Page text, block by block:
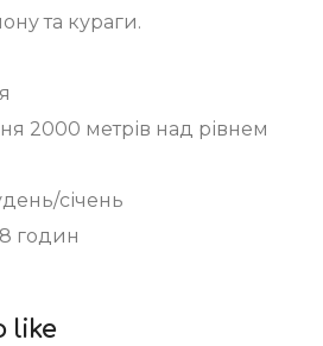
та кураги.
2000 метрів над рівнем
січень
годин
like